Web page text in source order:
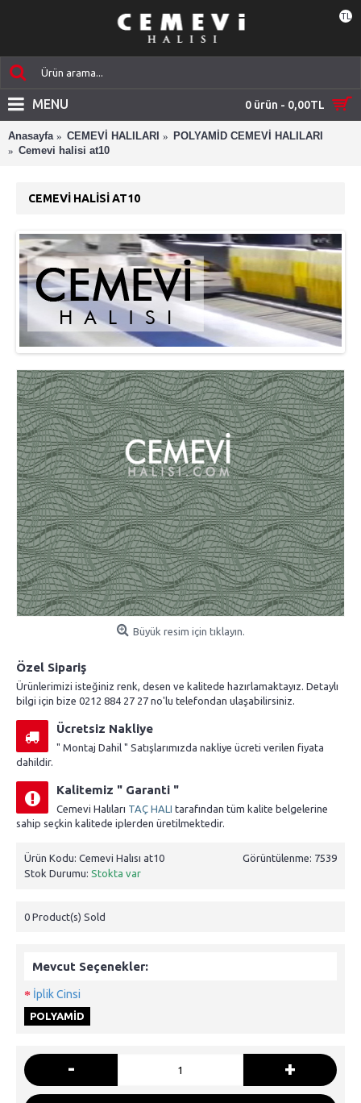
TL
0 ürün - 0,00TL
MENU
Anasayfa CEMEVİ HALILARI
POLYAMİD CEMEVİ HALILARI
Cemevi halisi at10
CEMEVI HALISI AT10
Büyük resim için tıklayın.
Özel Sipariş
Ürünlerimizi isteğiniz renk, desen ve kalitede hazırlamaktayız. Detaylı
bilgi için bize 0212 884 27 27 no'lu telefondan ulaşabilirsiniz.
Ücretsiz Nakliye
" Montaj Dahil " Satışlarımızda nakliye ücreti verilen fiyata
dahildir.
Kalitemiz " Garanti "
Cemevi Halıları TAÇ HALI tarafından tüm kalite belgelerine
sahip seçkin kalitede iplerden üretilmektedir.
Görüntülenme: 7539
Ürün Kodu: Cemevi Halısı at10
Stok Durumu: Stokta var
0 Product(s) Sold
Mevcut Seçenekler:
İplik Cinsi
POLYAMİD
- +